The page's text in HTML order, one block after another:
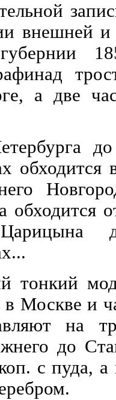
внешней и
губернии
а две
обходится
обходится
тонкий
Москве и
на
до
с пуда,